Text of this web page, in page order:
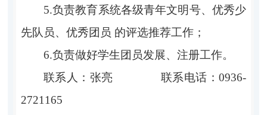
5.负责教育系统各级青年文明号、优秀少
先队员、优秀团员 的评选推荐工作；
6.负责做好学生团员发展、注册工作。
联系人：张亮 联系电话：0936-
2721165